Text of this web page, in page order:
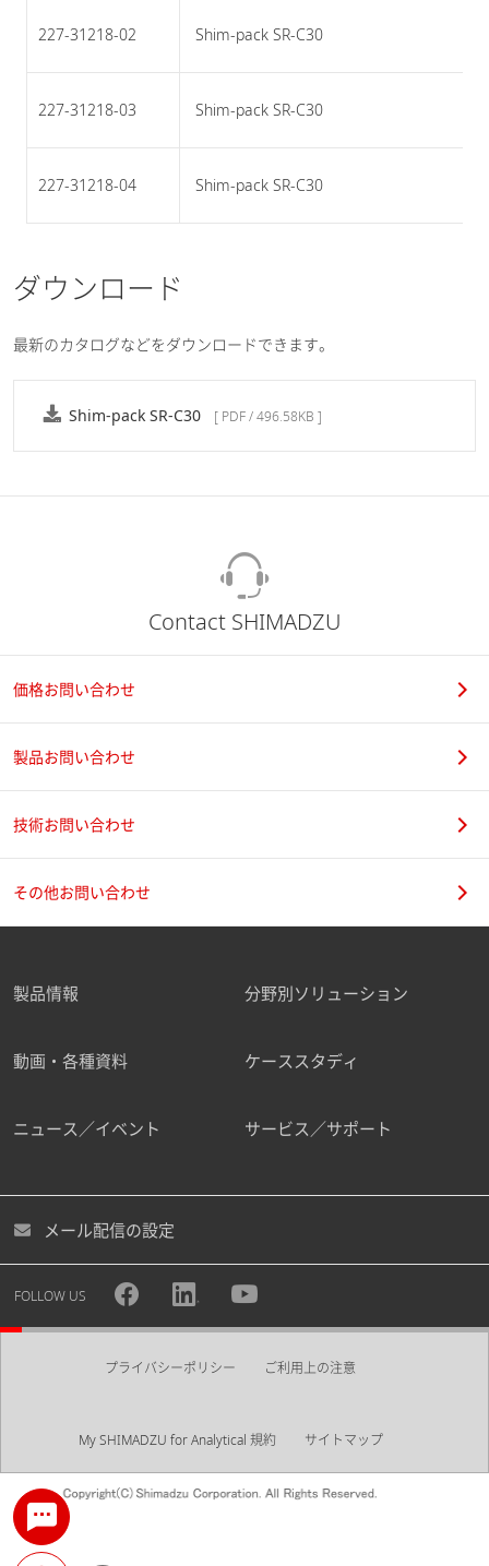
227-31218-02 Shim-pack SR-C30
227-31218-03 Shim-pack SR-C30
227-31218-04 Shim-pack SR-C30
ダウンロード
最新のカタログなどをダウンロードできます。
Shim-pack SR-C30 [ PDF / 496.58KB ]
Contact SHIMADZU
価格お問い合わせ
製品お問い合わせ
技術お問い合わせ
その他お問い合わせ
製品情報 分野別ソリューション
動画・各種資料 ケーススタディ
ニュース／イベント サービス／サポート
メール配信の設定
FOLLOW US
プライバシーポリシー ご利用上の注意
My SHIMADZU for Analytical 規約 サイトマップ